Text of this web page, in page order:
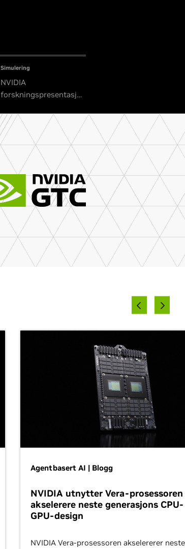
Simulering
NVIDIA
forskningspresentasjon
Agentbasert AI | Blogg
NVIDIA utnytter Vera-
akselerere neste generasjons
GPU-design
NVIDIA Vera-prosessoren akselererer neste